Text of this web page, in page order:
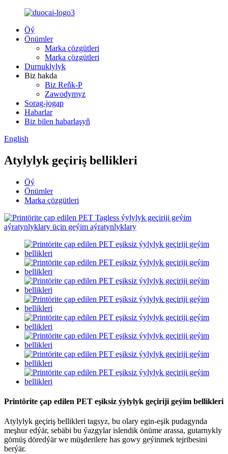
Öý
Önümler
Marka çözgütleri
Marka çözgütleri
Durnuklylyk
Biz hakda
Biz Reňk-P
Zawodymyz
Sorag-jogap
Habarlar
Biz bilen habarlaşyň
English
Atylylyk geçiriş bellikleri
Öý
Önümler
Marka çözgütleri
Printörite çap edilen PET eşiksiz ýylylyk geçiriji geýim bellikleri
Atylylyk geçiriş bellikleri tagsyz, bu olary egin-eşik pudagynda
meşhur edýär, sebäbi bu ýazgylar islendik önüme arassa, gutarnykly
görnüş döredýär we müşderilere has gowy geýinmek tejribesini
berýär.